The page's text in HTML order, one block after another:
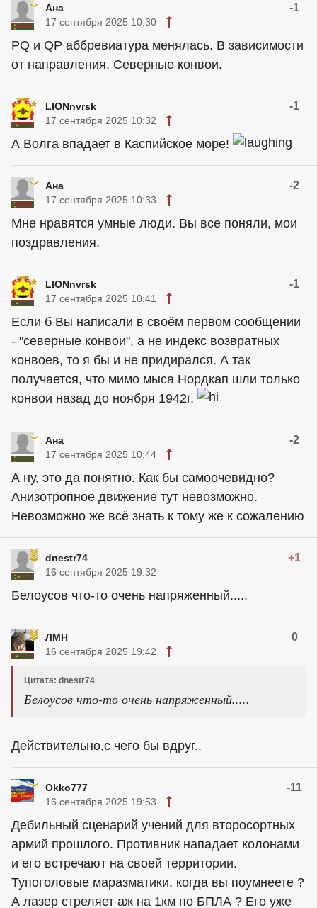
Ана -1
17 сентября 2025 10:30
РQ и QP аббревиатура менялась. В зависимости
от направления. Северные конвои.
LIONnvrsk -1
17 сентября 2025 10:32
А Волга впадает в Каспийское море!
Ана -2
17 сентября 2025 10:33
Мне нравятся умные люди. Вы все поняли, мои
поздравления.
LIONnvrsk -1
17 сентября 2025 10:41
Если б Вы написали в своём первом сообщении
- "северные конвои", а не индекс возвратных
конвоев, то я бы и не придирался. А так
получается, что мимо мыса Нордкап шли только
конвои назад до ноября 1942г.
Ана -2
17 сентября 2025 10:44
А ну, это да понятно. Как бы самоочевидно?
Анизотропное движение тут невозможно.
Невозможно же всё знать к тому же к сожалению
dnestr74 +1
16 сентября 2025 19:32
Белоусов что-то очень напряженный.....
ЛМН 0
16 сентября 2025 19:42
Цитата: dnestr74
Белоусов что-то очень напряженный.....
Действительно,с чего бы вдруг..
Okko777 -11
16 сентября 2025 19:53
Дебильный сценарий учений для второсортных
армий прошлого. Противник нападает колонами
и его встречают на своей территории.
Тупоголовые маразматики, когда вы поумнеете ?
А лазер стреляет аж на 1км по БПЛА ? Его уже